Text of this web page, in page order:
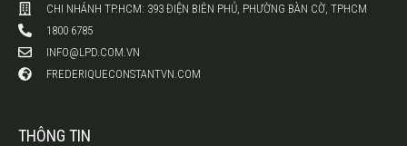
CHI NHÁNH TP.HCM: 393 ĐIỆN BIÊN PHỦ, PHƯỜNG BÀN CỜ, TPHCM
1800 6785
INFO@LPD.COM.VN
FREDERIQUECONSTANTVN.COM
THÔNG TIN